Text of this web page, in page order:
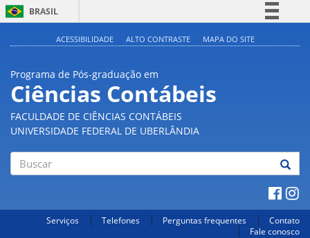
BRASIL
Acesso à informação
ACESSIBILIDADE ALTO CONTRASTE MAPA DO SITE
Programa de Pós-graduação em
Ciências Contábeis
FACULDADE DE CIÊNCIAS CONTÁBEIS
UNIVERSIDADE FEDERAL DE UBERLÂNDIA
Serviços Telefones Perguntas frequentes
Contato
Fale conosco